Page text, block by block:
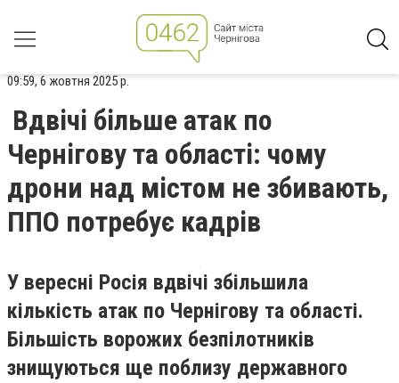
09:59, 6 жовтня 2025 р.
Вдвічі більше атак по
Чернігову та області: чому
дрони над містом не збивають,
ППО потребує кадрів
У вересні Росія вдвічі збільшила
кількість атак по Чернігову та області.
Більшість ворожих безпілотників
знищуються ще поблизу державного